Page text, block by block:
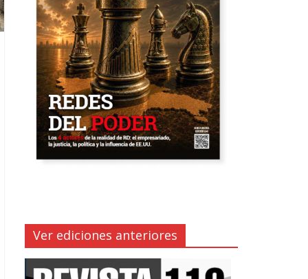
Ver ediciones anteriores